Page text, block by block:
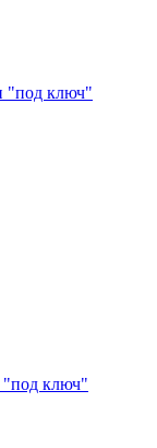
"под ключ"
"под ключ"